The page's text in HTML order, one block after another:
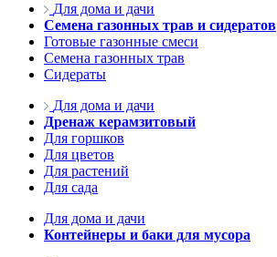
Для дома и дачи
Семена газонных трав и сидератов
Готовые газонные смеси
Семена газонных трав
Сидераты
Для дома и дачи
Дренаж керамзитовый
Для горшков
Для цветов
Для растений
Для сада
Для дома и дачи
Контейнеры и баки для мусора